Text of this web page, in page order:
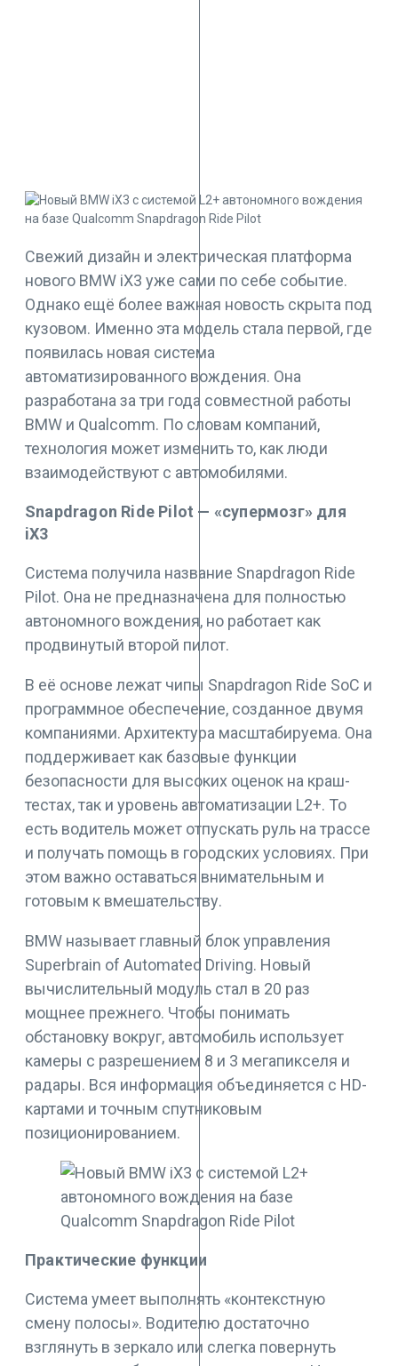
Свежий дизайн и электрическая платформа
нового BMW iX3 уже сами по себе событие.
Однако ещё более важная новость скрыта под
кузовом. Именно эта модель стала первой, где
появилась новая система
автоматизированного вождения. Она
разработана за три года совместной работы
BMW и Qualcomm. По словам компаний,
технология может изменить то, как люди
взаимодействуют с автомобилями.
Snapdragon Ride Pilot — «супермозг» для
iX3
Система получила название Snapdragon Ride
Pilot. Она не предназначена для полностью
автономного вождения, но работает как
продвинутый второй пилот.
В её основе лежат чипы Snapdragon Ride SoC и
программное обеспечение, созданное двумя
компаниями. Архитектура масштабируема. Она
поддерживает как базовые функции
безопасности для высоких оценок на краш-
тестах, так и уровень автоматизации L2+. То
есть водитель может отпускать руль на трассе
и получать помощь в городских условиях. При
этом важно оставаться внимательным и
готовым к вмешательству.
BMW называет главный блок управления
Superbrain of Automated Driving. Новый
вычислительный модуль стал в 20 раз
мощнее прежнего. Чтобы понимать
обстановку вокруг, автомобиль использует
камеры с разрешением 8 и 3 мегапикселя и
радары. Вся информация объединяется с HD-
картами и точным спутниковым
позиционированием.
Практические функции
Система умеет выполнять «контекстную
смену полосы». Водителю достаточно
взглянуть в зеркало или слегка повернуть